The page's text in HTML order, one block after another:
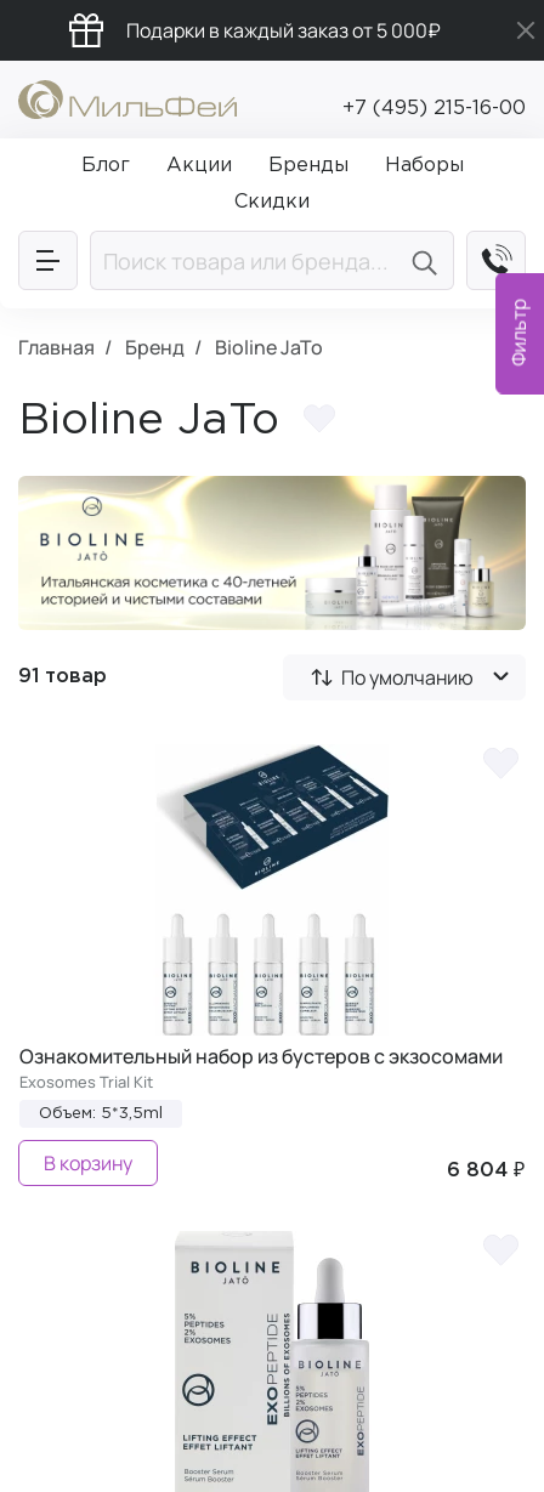
Фильтр
Подарки в каждый заказ от 5 000₽
Бесплатная доставка от 5 000₽
Промокод ПРИВЕТ
+7 (495) 215-16-00
Блог Акции Бренды
Наборы
Скидки
Главная Бренд Bioline JaTo
Bioline JaTo
91 товар По умолчанию
Ознакомительный набор из бустеров с экзосомами
Exosomes Trial Kit
Объем: 5*3,5ml
6 804 ₽
В корзину